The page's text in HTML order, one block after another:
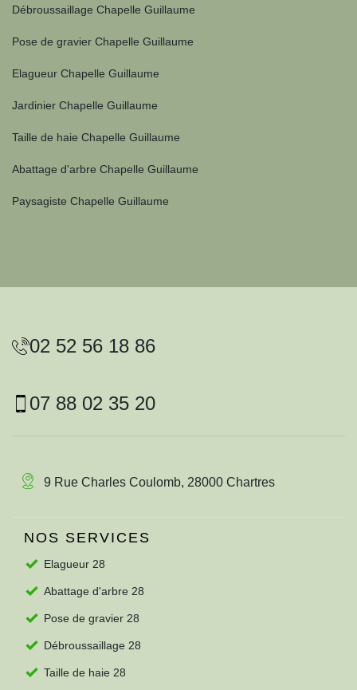
Débroussaillage Chapelle Guillaume
Pose de gravier Chapelle Guillaume
Elagueur Chapelle Guillaume
Jardinier Chapelle Guillaume
Taille de haie Chapelle Guillaume
Abattage d'arbre Chapelle Guillaume
Paysagiste Chapelle Guillaume
02 52 56 18 86
07 88 02 35 20
9 Rue Charles Coulomb, 28000 Chartres
NOS SERVICES
Elagueur 28
Abattage d'arbre 28
Pose de gravier 28
Débroussaillage 28
Taille de haie 28